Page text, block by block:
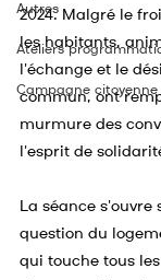
Autres
Ateliers
Campagne citoyenne
2024. Malgré le
les habitants,
l'échange et le
commun, ont
murmure des
l'esprit de
La séance s'ouvre
question du
qui touche tous